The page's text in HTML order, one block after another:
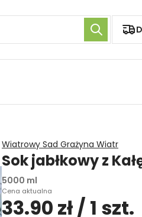
Wiatrowy Sad Grażyna Wiatr
Sok jabłkowy z
5000 ml
Cena aktualna
33.90 zł / 1 szt.